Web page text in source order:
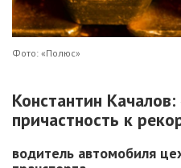
Фото: «Полюс»
Константин
причастность к
водитель автомобиля